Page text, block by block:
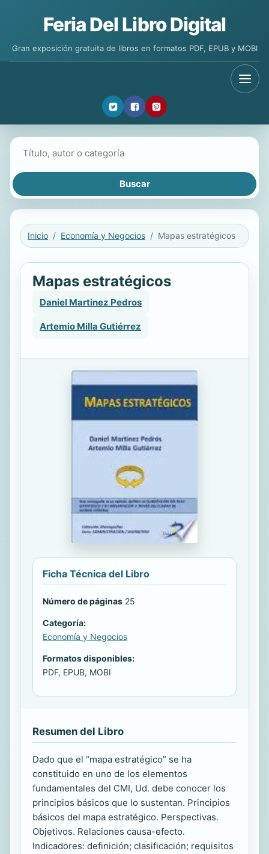
Feria Del Libro Digital
Gran exposición gratuita de libros en formatos PDF, EPUB y MOBI
Inicio Economía y Negocios Mapas estratégicos
Mapas estratégicos
Daniel Martinez Pedros
Artemio Milla Gutiérrez
Ficha Técnica del Libro
Número de páginas 25
Categoría:
Economía y Negocios
Formatos disponibles:
PDF, EPUB, MOBI
Resumen del Libro
Dado que el “mapa estratégico” se ha
constituido en uno de los elementos
fundamentales del CMI, Ud. debe conocer los
principios básicos que lo sustentan. Principios
básicos del mapa estratégico. Perspectivas.
Objetivos. Relaciones causa-efecto.
Indicadores: definición; clasificación; requisitos